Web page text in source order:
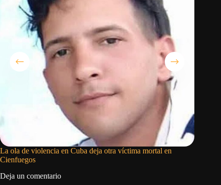
La ola de violencia en Cuba deja otra víctima mortal en
Cienfuegos
Deja un comentario